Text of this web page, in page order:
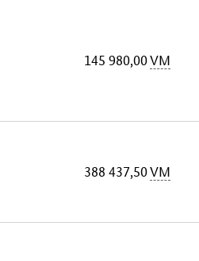
145 980,00VM
388 437,50VM